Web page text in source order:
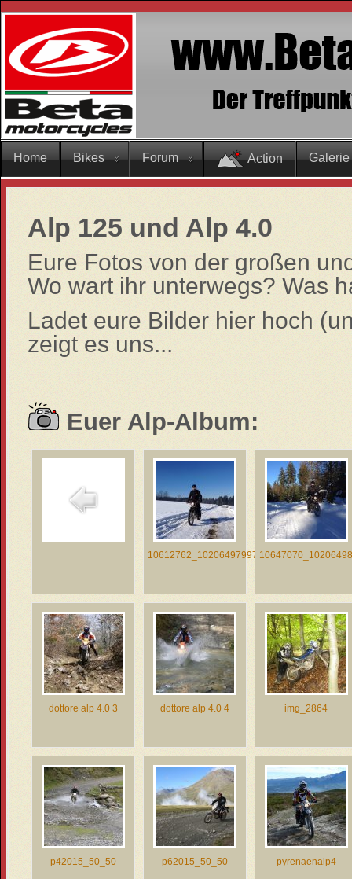
Home Bikes Forum Action Galerie
Alp 125 und Alp 4.0
Eure Fotos von der großen
Wo wart ihr unterwegs? Was
Ladet eure Bilder hier hoch
zeigt es uns...
Euer Alp-Album:
10612762_10206497997637055_825...
dottore alp 4.0 3 dottore alp 4.0 4 img_2864
p42015_50_50 p62015_50_50 pyrenaenalp4